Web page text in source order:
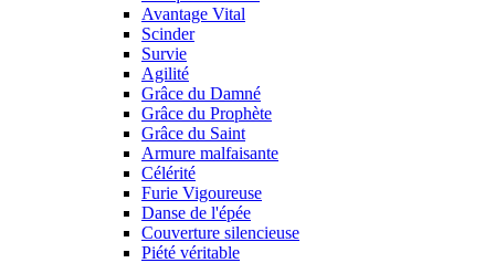
Avantage Vital
Scinder
Survie
Agilité
Grâce du Damné
Grâce du Prophète
Grâce du Saint
Armure malfaisante
Célérité
Furie Vigoureuse
Danse de l'épée
Couverture silencieuse
Piété véritable